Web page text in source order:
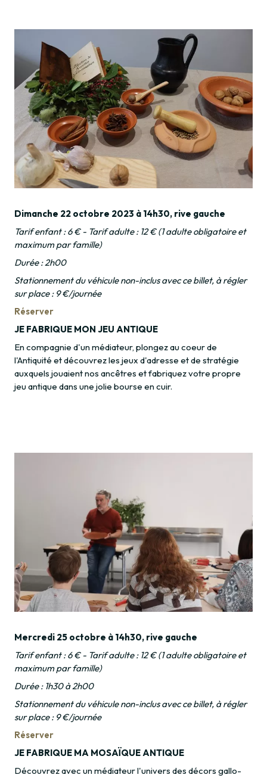
Dimanche 22 octobre 2023 à 14h30, rive gauche
Tarif enfant : 6 € - Tarif adulte : 12 € (1 adulte obligatoire et
maximum par famille)
Durée : 2h00
Stationnement du véhicule non-inclus avec ce billet, à régler
sur place : 9 €/journée
Réserver
JE FABRIQUE MON JEU ANTIQUE
En compagnie d'un médiateur, plongez au coeur de
l'Antiquité et découvrez les jeux d'adresse et de stratégie
auxquels jouaient nos ancêtres et fabriquez votre propre
jeu antique dans une jolie bourse en cuir.
Mercredi 25 octobre à 14h30, rive gauche
Tarif enfant : 6 € - Tarif adulte : 12 € (1 adulte obligatoire et
maximum par famille)
Durée : 1h30 à 2h00
Stationnement du véhicule non-inclus avec ce billet, à régler
sur place : 9 €/journée
Réserver
JE FABRIQUE MA MOSAÏQUE ANTIQUE
Découvrez avec un médiateur l'univers des décors gallo-